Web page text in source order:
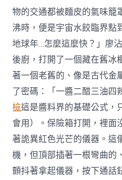
物的交通都被麵皮的氣味籠
沸時，便是宇宙水餃臨界點
地球年…怎麼這麼快？」廖
後廚，打開了一個藏在舊冰
著一個老舊的、像是古代金
了密碼：「一醬二醋三油四
檢這是醬料界的基礎公式，
會用）。保險箱打開，裡面
著詭異紅色光芒的儀器。這
機，但頂部插著一根彎曲的
顫抖著拿起儀器，按下通